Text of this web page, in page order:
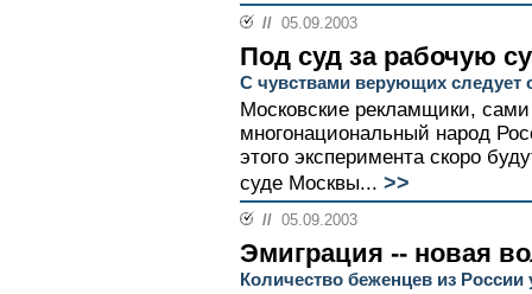
// 05.09.2003
Под суд за рабочую
С чувствами верующих следует
Московские рекламщики,
многонациональный народ
этого эксперимента скоро
суде Москвы... >>
// 05.09.2003
Эмиграция -- новая
Количество беженцев из